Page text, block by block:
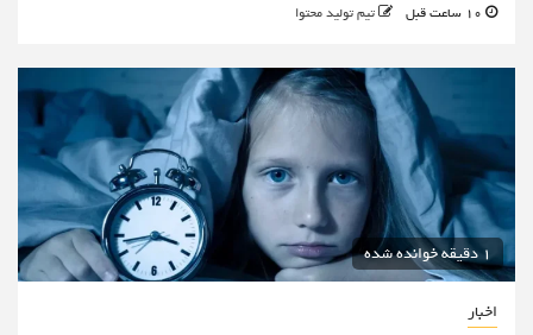
تیم تولید محتوا
1 دقیقه خوانده شده
اخبار